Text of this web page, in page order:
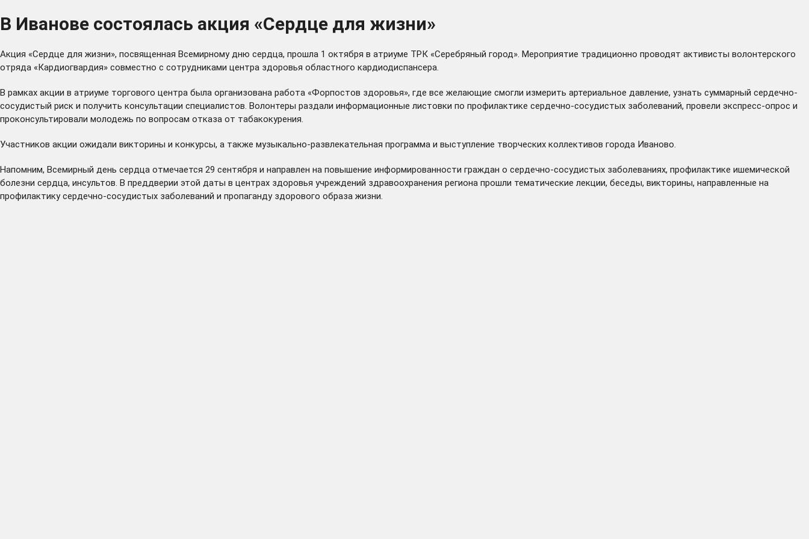
В Иванове состоялась акция «Сердце для жизни»
Акция «Сердце для жизни», посвященная Всемирному дню сердца, прошла 1 октября в атриуме ТРК «Серебряный город». Мероприятие традиционно проводят активисты волонтерского
отряда «Кардиогвардия» совместно с сотрудниками центра здоровья областного кардиодиспансера.
В рамках акции в атриуме торгового центра была организована работа «Форпостов здоровья», где все желающие смогли измерить артериальное давление, узнать суммарный сердечно-
сосудистый риск и получить консультации специалистов. Волонтеры раздали информационные листовки по профилактике сердечно-сосудистых заболеваний, провели экспресс-опрос и
проконсультировали молодежь по вопросам отказа от табакокурения.
Участников акции ожидали викторины и конкурсы, а также музыкально-развлекательная программа и выступление творческих коллективов города Иваново.
Напомним, Всемирный день сердца отмечается 29 сентября и направлен на повышение информированности граждан о сердечно-сосудистых заболеваниях, профилактике ишемической
болезни сердца, инсультов. В преддверии этой даты в центрах здоровья учреждений здравоохранения региона прошли тематические лекции, беседы, викторины, направленные на
профилактику сердечно-сосудистых заболеваний и пропаганду здорового образа жизни.